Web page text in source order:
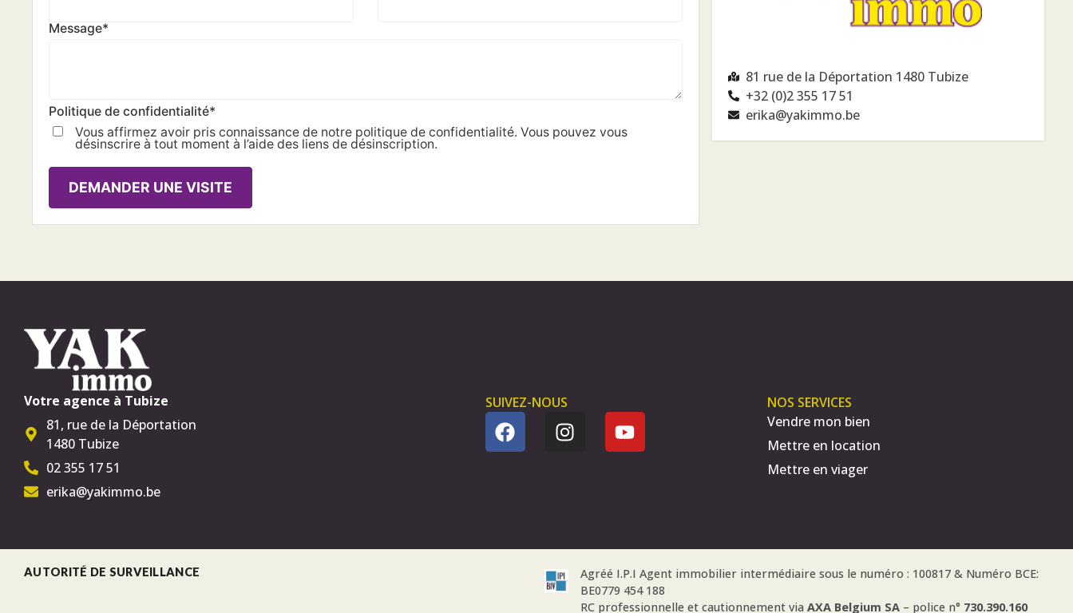
Message*
Politique de confidentialité*
Vous affirmez avoir pris connaissance de notre politique de confidentialité. Vous pouvez vous
désinscrire à tout moment à l’aide des liens de désinscription.
DEMANDER UNE VISITE
81 rue de la Déportation 1480 Tubize
+32 (0)2 355 17 51
erika@yakimmo.be
Votre agence à Tubize
81, rue de la Déportation
1480 Tubize
02 355 17 51
erika@yakimmo.be
SUIVEZ-NOUS
NOS SERVICES
Vendre mon bien
Mettre en location
Mettre en viager
AUTORITÉ DE SURVEILLANCE
Agréé I.P.I Agent immobilier intermédiaire sous le numéro : 100817 & Numéro BCE:
BE0779 454 188
RC professionnelle et cautionnement viaAXA Belgium SA – police n° 730.390.160